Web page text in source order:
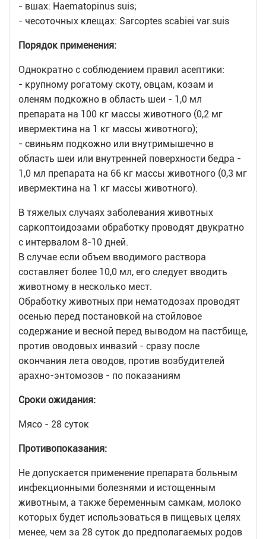
- вшах: Haematopinus suis;
- чесоточных клещах: Sarcoptes scabiei var.suis
Порядок применения:
Однократно с соблюдением правил асептики:
- крупному рогатому скоту, овцам, козам и
оленям подкожно в область шеи - 1,0 мл
препарата на 100 кг массы животного (0,2 мг
ивермектина на 1 кг массы животного);
- свиньям подкожно или внутримышечно в
область шеи или внутренней поверхности бедра -
1,0 мл препарата на 66 кг массы животного (0,3 мг
ивермектина на 1 кг массы животного).
В тяжелых случаях заболевания животных
саркоптоидозами обработку проводят двукратно
с интервалом 8-10 дней.
В случае если объем вводимого раствора
составляет более 10,0 мл, его следует вводить
животному в несколько мест.
Обработку животных при нематодозах проводят
осенью перед постановкой на стойловое
содержание и весной перед выводом на пастбище,
против оводовых инвазий - сразу после
окончания лета оводов, против возбудителей
арахно-энтомозов - по показаниям
Сроки ожидания:
Мясо - 28 суток
Противопоказания:
Не допускается применение препарата больным
инфекционными болезнями и истощенным
животным, а также беременным самкам, молоко
которых будет использоваться в пищевых целях
менее, чем за 28 суток до предполагаемых родов